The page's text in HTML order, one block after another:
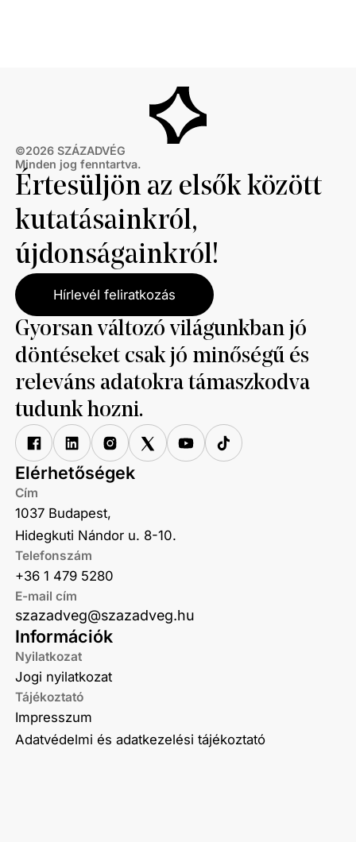
©2026 SZÁZADVÉG
Minden jog fenntartva.
Értesüljön az elsők között
kutatásainkról,
újdonságainkról!
Hírlevél feliratkozás
Gyorsan változó világunkban jó
döntéseket csak jó minőségű és
releváns adatokra támaszkodva
tudunk hozni.
Információk
Nyilatkozat
Jogi nyilatkozat
Tájékoztató
Impresszum
Adatvédelmi és adatkezelési tájékoztató
Elérhetőségek
Cím
1037 Budapest,
Hidegkuti Nándor u. 8-10.
Telefonszám
+36 1 479 5280
E-mail cím
szazadveg@szazadveg.hu